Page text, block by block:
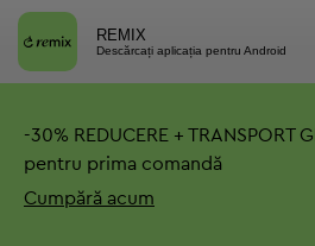
REMIX
Descărcați aplicația pentru Android
-30% REDUCERE + TRANSPORT
pentru prima comandă
Cumpără acum